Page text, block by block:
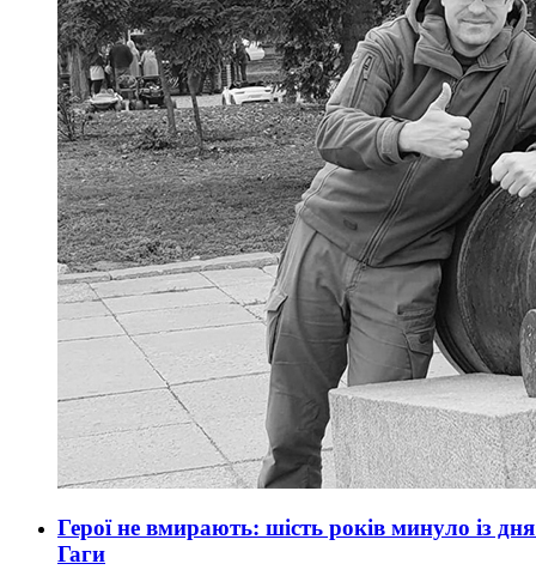
Герої не вмирають: шість років минуло із
Гаги